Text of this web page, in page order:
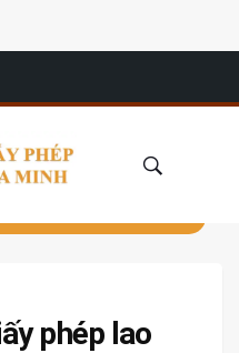
phép lao